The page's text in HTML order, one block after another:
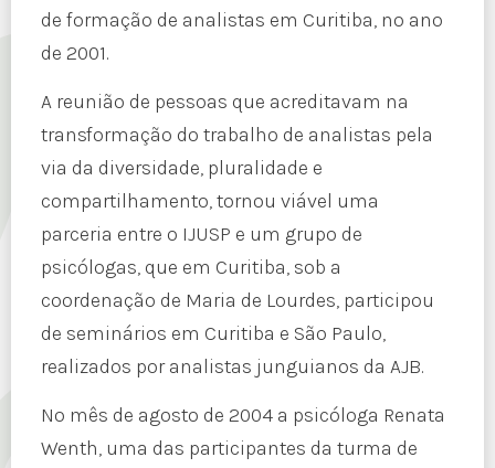
de formação de analistas em Curitiba, no ano
de 2001.
A reunião de pessoas que acreditavam na
transformação do trabalho de analistas pela
via da diversidade, pluralidade e
compartilhamento, tornou viável uma
parceria entre o IJUSP e um grupo de
psicólogas, que em Curitiba, sob a
coordenação de Maria de Lourdes, participou
de seminários em Curitiba e São Paulo,
realizados por analistas junguianos da AJB.
No mês de agosto de 2004 a psicóloga Renata
Wenth, uma das participantes da turma de